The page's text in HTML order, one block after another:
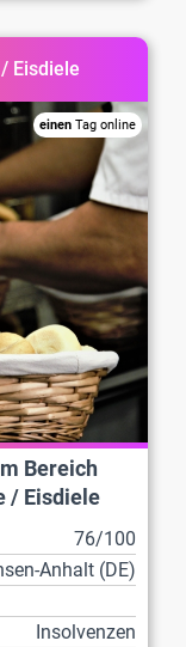
Eisdiele
einen Tag online
Bereich
/ Eisdiele
76/100
Anhalt (DE)
Insolvenzen